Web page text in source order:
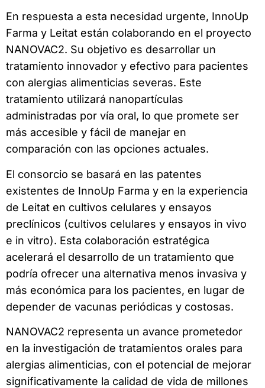
En respuesta a esta necesidad urgente, InnoUp
Farma y Leitat están colaborando en el proyecto
NANOVAC2. Su objetivo es desarrollar un
tratamiento innovador y efectivo para pacientes
con alergias alimenticias severas. Este
tratamiento utilizará nanopartículas
administradas por vía oral, lo que promete ser
más accesible y fácil de manejar en
comparación con las opciones actuales.
El consorcio se basará en las patentes
existentes de InnoUp Farma y en la experiencia
de Leitat en cultivos celulares y ensayos
preclínicos (cultivos celulares y ensayos in vivo
e in vitro). Esta colaboración estratégica
acelerará el desarrollo de un tratamiento que
podría ofrecer una alternativa menos invasiva y
más económica para los pacientes, en lugar de
depender de vacunas periódicas y costosas.
NANOVAC2 representa un avance prometedor
en la investigación de tratamientos orales para
alergias alimenticias, con el potencial de mejorar
significativamente la calidad de vida de millones